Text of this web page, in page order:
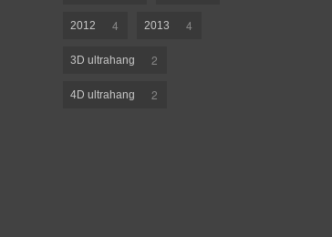
2012 4 2013 4
3D ultrahang 2
4D ultrahang 2